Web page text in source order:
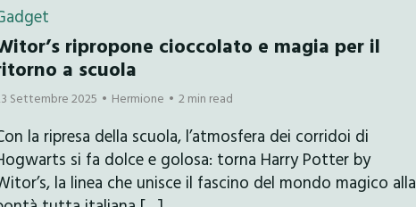
ripropone cioccolato e magia per il
a scuola
Settembre 2025 Hermione 2 min read
la ripresa della scuola, l’atmosfera dei corridoi di
si fa dolce e golosa: torna Harry Potter by
la linea che unisce il fascino del mondo magico alla